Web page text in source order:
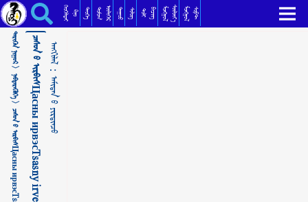
ᠴᠠᠰᠤᠨ ᠤ ᠢᠷᠪᠢᠰЦасны ирвэсTsasny irves ᠠᠮᠢᠲᠠᠨ ᠤ᠋ ᠶᠢᠷᠲᠢᠨᠴᠦ ᠬᠡᠦᠬᠡᠯᠳᠡᠢ ᠺᠢᠨᠣ᠋ ᠲᠡᠦᠬᠡ ᠳᠣᠮᠣᠭ ᠥᠯᠢᠭᠡᠷ ᠳᠠᠭᠤᠤ ᠰᠢᠯᠦᠭ ᠲᠣᠯᠢ ᠪᠢᠴᠢᠭ ᠮᠣᠩᠭᠣᠯᠰᠦᠯᠵᠢᠶ᠎ᠡ ᠮᠣᠩᠭᠣᠯᠰᠣᠹᠲ
ᠲᠡᠷᠢᠭᠦᠨ ᠨᠢᠭᠤᠷ >
ᠨᠡᠪᠲᠡᠷᠡᠭᠦᠯᠭᠡ >
ᠴᠠᠰᠤᠨ ᠤ ᠢᠷᠪᠢᠰЦасны ирвэсTsasny irvesᠴᠠᠰᠤᠨ ᠤ ᠢᠷᠪᠢᠰЦасны ирвэсTsasny irves ᠠᠩᠭᠢᠯᠠᠯ：
ᠠᠮᠢᠲᠠᠨ ᠤ᠋ ᠶᠢᠷᠲᠢᠨᠴᠦ